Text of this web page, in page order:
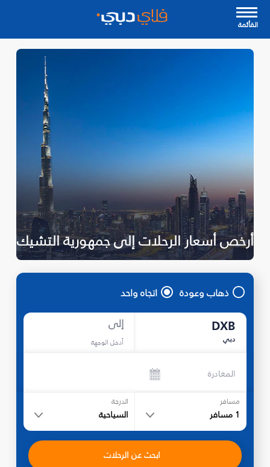
القأئمة
أرخص أسعار الرحلات إلى جمهورية التشيك
ذهاب وعودة اتجاه واحد
DXB
دبي
إلى
أدخل الوجهة
المغادرة
مسافر
1 مسافر
الدرجة
السياحية
ابحث عن الرحلات